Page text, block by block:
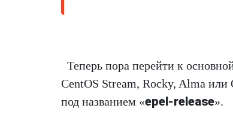
Теперь пора перейти к
CentOS Stream, Rocky, Alma или
под названием «epel-release».